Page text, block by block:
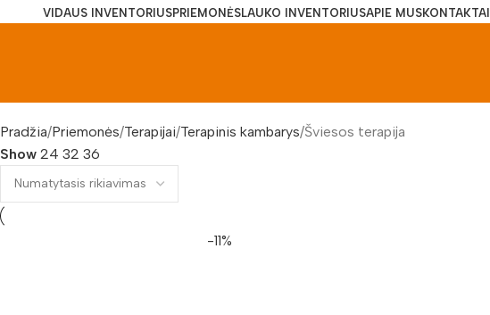
VIDAUS INVENTORIUSPRIEMONĖSLAUKO INVENTORIUSAPIE MUSKONTAKTAI
Pradžia Priemonės Terapijai Terapinis kambarys Šviesos terapija
Show 24 32 36
-11%